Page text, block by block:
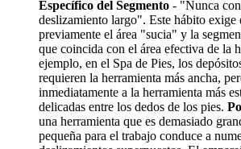
Específico del Segmento - "Nunca
deslizamiento largo". Este hábito exige
previamente el área "sucia" y la
que coincida con el área efectiva de la
ejemplo, en el Spa de Pies, los
requieren la herramienta más ancha,
inmediatamente a la herramienta más
delicadas entre los dedos de los pies.
una herramienta que es demasiado
pequeña para el trabajo conduce a